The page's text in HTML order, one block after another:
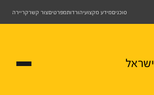
סוכניםמידע מקצועיהורדותמפרטיםצור קשרקריירה
ישראל